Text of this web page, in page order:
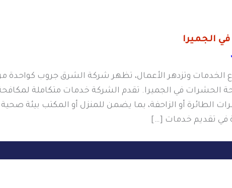
الجميرا
الخدمات وتزدهر الأعمال، تظهر شركة الشرق جروب كواحدة
في الجميرا. تقدم الشركة خدمات متكاملة
الطائرة أو الزاحفة، بما يضمن للمنزل أو المكتب بيئة
تقديم خدمات […]